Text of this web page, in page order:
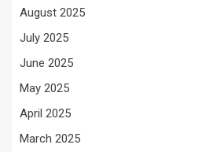
August 2025
July 2025
June 2025
May 2025
April 2025
March 2025